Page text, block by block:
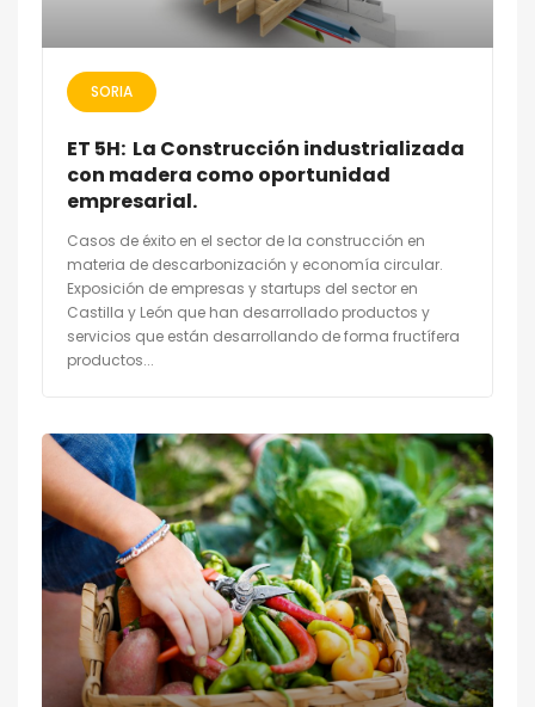
SORIA
ET 5H: La Construcción industrializada
con madera como oportunidad
empresarial.
Casos de éxito en el sector de la construcción en
materia de descarbonización y economía circular.
Exposición de empresas y startups del sector en
Castilla y León que han desarrollado productos y
servicios que están desarrollando de forma fructífera
productos...